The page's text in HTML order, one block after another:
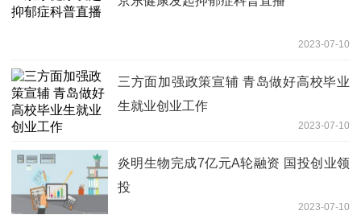
2023-07-10
三方面加强政策宣辅 青岛做好高校毕业
生就业创业工作
2023-07-10
炎明生物完成7亿元A轮融资 国投创业领
投
2023-07-10